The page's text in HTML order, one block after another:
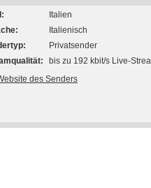
Italien
Italienisch
Privatsender
bis zu 192 kbit/s Live-
des Senders